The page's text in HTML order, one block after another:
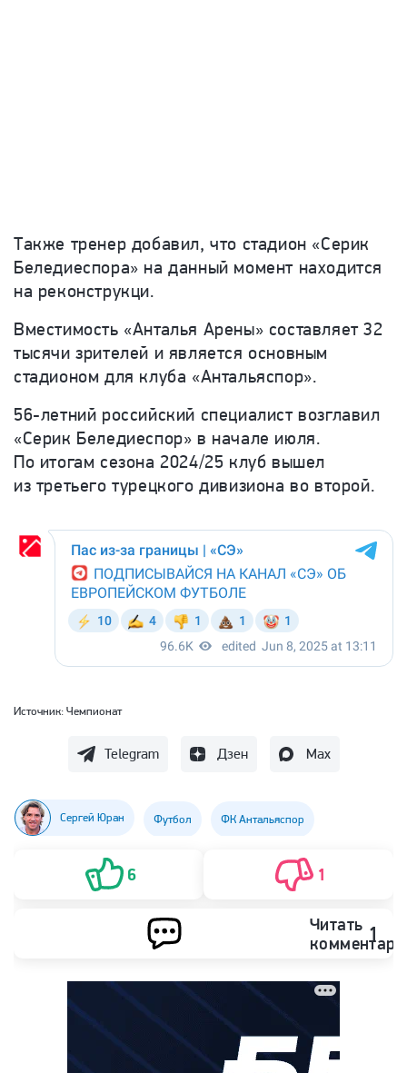
Также тренер добавил, что стадион «Серик
Беледиеспора» на данный момент находится
на реконструкци.
Вместимость «Анталья Арены» составляет 32
тысячи зрителей и является основным
стадионом для клуба «Антальяспор».
56-летний российский специалист возглавил
«Серик Беледиеспор» в начале июля.
По итогам сезона 2024/25 клуб вышел
из третьего турецкого дивизиона во второй.
Источник: Чемпионат
Telegram Дзен Max
Сергей Юран Футбол ФК Антальяспор
6 1
Читать 1